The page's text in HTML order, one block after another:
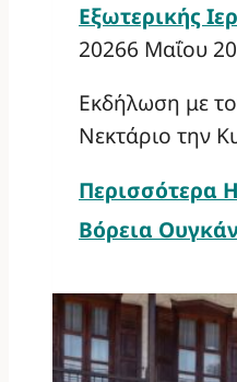
Εξωτερικής
20266 Μαΐου
Εκδήλωση με
Νεκτάριο την
Περισσότερα
Βόρεια